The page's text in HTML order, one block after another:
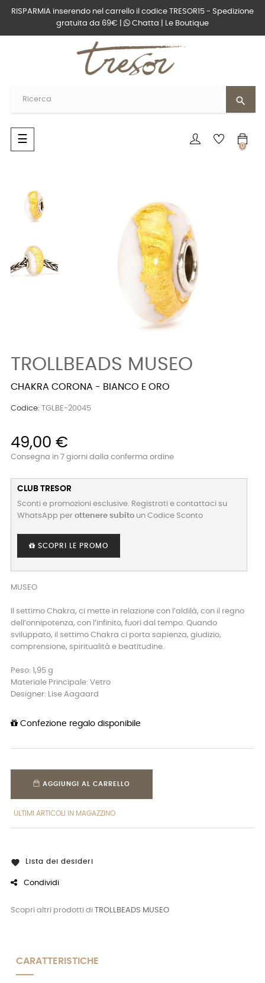
RISPARMIA inserendo nel carrello il codice TRESOR15 - Spedizione
gratuita da 69€ |
Chatta Le Boutique
search
navigazione
Toggle
☰
0
TROLLBEADS MUSEO
CHAKRA CORONA - BIANCO E ORO
Codice: TGLBE-20045
49,00 €
Consegna in 7 giorni dalla conferma ordine
CLUB TRESOR
Sconti e promozioni esclusive. Registrati e contattaci su
WhatsApp per ottenere subito un Codice Sconto
SCOPRI LE PROMO
MUSEO
Il settimo Chakra, ci mette in relazione con l’aldilà, con il regno
dell’onnipotenza, con l’infinito, fuori dal tempo. Quando
sviluppato, il settimo Chakra ci porta sapienza, giudizio,
comprensione, spiritualità e beatitudine.
Peso: 1,95 g
Materiale Principale: Vetro
Designer: Lise Aagaard
Confezione regalo disponibile
AGGIUNGI AL CARRELLO
ULTIMI ARTICOLI IN MAGAZZINO
 Lista dei desideri
Condividi
Scopri altri prodotti di TROLLBEADS MUSEO
CARATTERISTICHE